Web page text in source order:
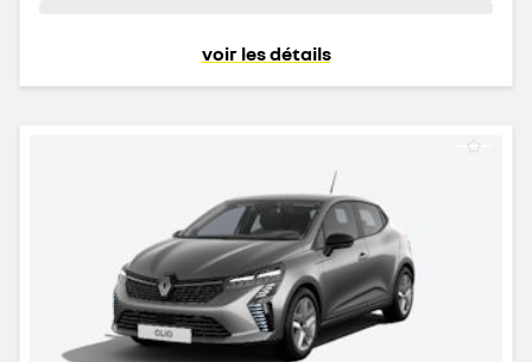
voir les détails